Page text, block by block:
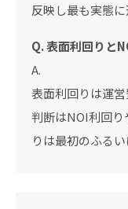
反映し最も実態に
Q. 表面利回りと
A.
表面利回りは運
判断はNOI利回
りは最初のふるい